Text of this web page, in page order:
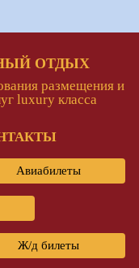
ОТДЫХ
размещения и
luxury класса
Авиабилеты
Ж/д билеты